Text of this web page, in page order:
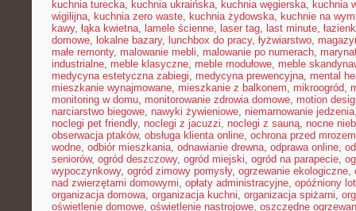
kuchnia turecka, kuchnia ukraińska, kuchnia węgierska, kuchnia
wigilijna, kuchnia zero waste, kuchnia żydowska, kuchnie na
kawy, łąka kwietna, lamele ścienne, laser tag, last minute,
domowe, lokalne bazary, lunchbox do pracy, łyżwiarstwo,
małe remonty, malowanie mebli, malowanie po numerach,
industrialne, meble klasyczne, meble modułowe, meble
medycyna estetyczna zabiegi, medycyna prewencyjna, mental
mieszkanie wynajmowane, mieszkanie z balkonem, mikroogród,
monitoring w domu, monitorowanie zdrowia domowe, motion
narciarstwo biegowe, nawyki żywieniowe, niemarnowanie jedzenia
noclegi pet friendly, noclegi z jacuzzi, noclegi z sauną, nocne
obserwacja ptaków, obsługa klienta online, ochrona przed mrozem
wodne, odbiór mieszkania, odnawianie drewna, odprawa online,
seniorów, ogród deszczowy, ogród miejski, ogród na parapecie,
wypoczynkowy, ogród zimowy pomysły, ogrzewanie ekologiczne,
nad zwierzętami domowymi, opłaty administracyjne, opóźniony lot
organizacja domowa, organizacja kuchni, organizacja spiżarni,
oświetlenie domowe, oświetlenie nastrojowe, oszczędne